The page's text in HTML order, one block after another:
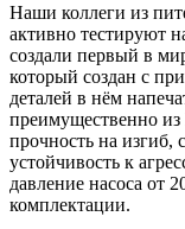
Наши коллеги из
активно тестируют
создали первый в
который создан с
деталей в нём
преимущественно
прочность на изгиб,
устойчивость к
давление насоса от
комплектации.